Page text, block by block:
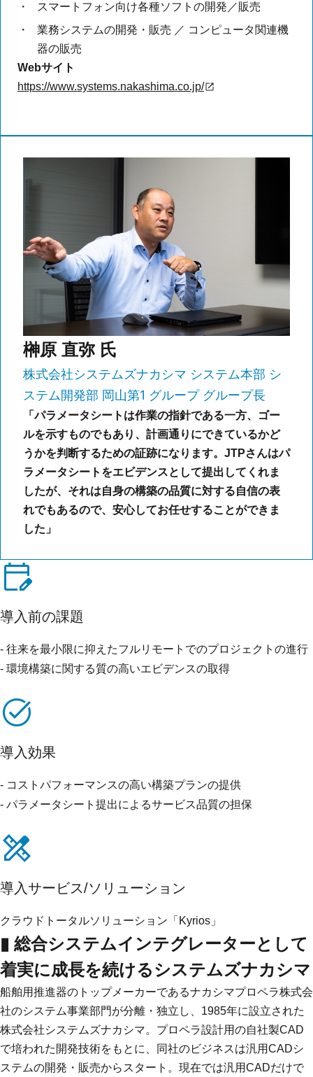
スマートフォン向け各種ソフトの開発／販売
業務システムの開発・販売 ／ コンピュータ関連機
器の販売
Webサイト
https://www.systems.nakashima.co.jp/
榊原 直弥 氏
株式会社システムズナカシマ システム本部 シ
ステム開発部 岡山第1 グループ グループ長
「パラメータシートは作業の指針である一方、ゴー
ルを示すものでもあり、計画通りにできているかど
うかを判断するための証跡になります。JTPさんはパ
ラメータシートをエビデンスとして提出してくれま
したが、それは自身の構築の品質に対する自信の表
れでもあるので、安心してお任せすることができま
した」
導入前の課題
- 往来を最小限に抑えたフルリモートでのプロジェクトの進行
- 環境構築に関する質の高いエビデンスの取得
導入効果
- コストパフォーマンスの高い構築プランの提供
- パラメータシート提出によるサービス品質の担保
導入サービス/ソリューション
クラウドトータルソリューション「Kyrios」
▮ 総合システムインテグレーターとして
着実に成長を続けるシステムズナカシマ
船舶用推進器のトップメーカーであるナカシマプロペラ株式会
社のシステム事業部門が分離・独立し、1985年に設立された
株式会社システムズナカシマ。プロペラ設計用の自社製CAD
で培われた開発技術をもとに、同社のビジネスは汎用CADシ
ステムの開発・販売からスタート。現在では汎用CADだけで